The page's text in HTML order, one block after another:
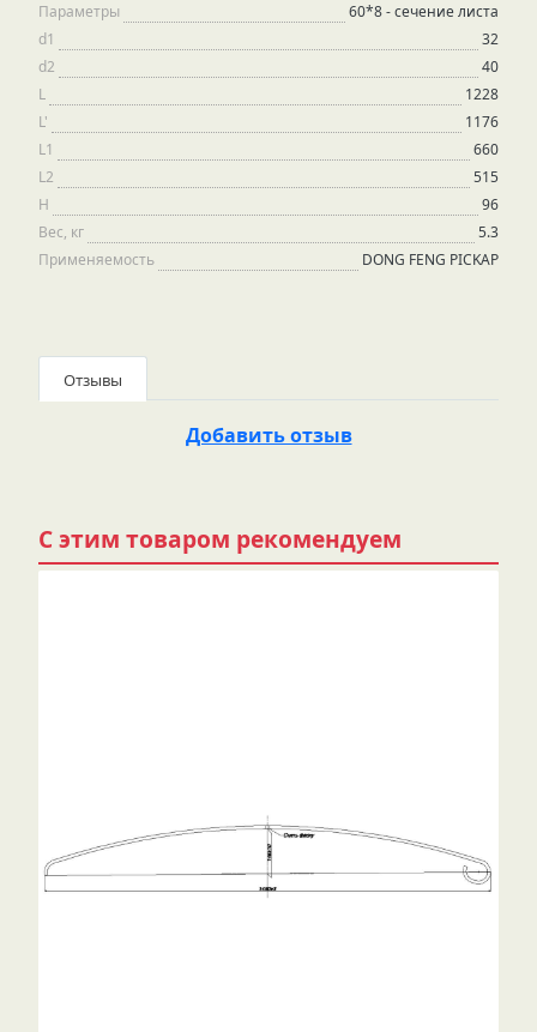
Параметры
60*8 - сечение листа
d1
32
d2
40
L
1228
L'
1176
L1
660
L2
515
H
96
Вес, кг
5.3
Применяемость
DONG FENG PICKAP
Отзывы
Добавить отзыв
С этим товаром рекомендуем